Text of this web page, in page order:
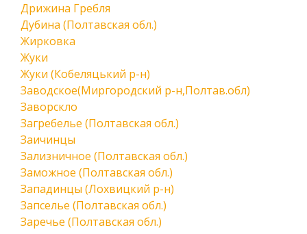
Дрижина Гребля
Дубина (Полтавская обл.)
Жирковка
Жуки
Жуки (Кобеляцький р-н)
Заводское(Миргородский р-н,Полтав.обл)
Заворскло
Загребелье (Полтавская обл.)
Заичинцы
Зализничное (Полтавская обл.)
Заможное (Полтавская обл.)
Западинцы (Лохвицкий р-н)
Запселье (Полтавская обл.)
Заречье (Полтавская обл.)